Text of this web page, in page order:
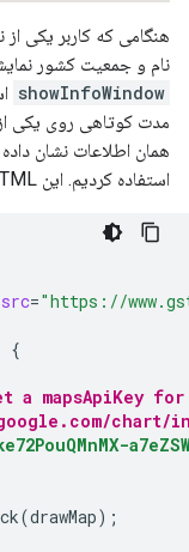
هنگامی که کاربر یکی از
نام و جمعیت کشور
showInfoWindow
مدت کوتاهی روی یکی از
همان اطلاعات نشان
استفاده کردیم. این HTML کامل است:
src="https://
{
mapsApiKey
chart/
(drawMap);